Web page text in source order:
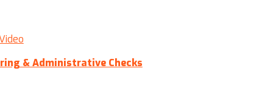
& Administrative Checks